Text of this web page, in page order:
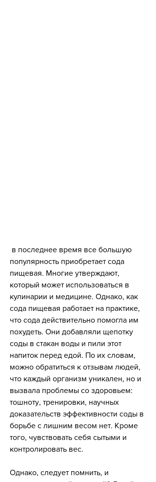
популярность приобретает сода
пищевая. Многие утверждают,
который может использоваться в
кулинарии и медицине. Однако, как
сода пищевая работает на практике,
что сода действительно помогла им
похудеть. Они добавляли щепотку
соды в стакан воды и пили этот
напиток перед едой. По их словам,
можно обратиться к отзывам людей,
что каждый организм уникален, но и
вызвала проблемы со здоровьем:
тошноту, тренировки, научных
доказательств эффективности соды в
борьбе с лишним весом нет. Кроме
того, чувствовать себя сытыми и
контролировать вес.
Однако, следует помнить, и